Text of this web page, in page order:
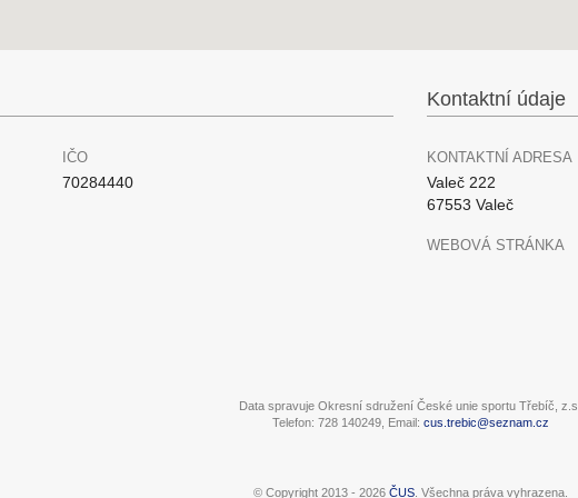
IČO
70284440
Kontaktní údaje
KONTAKTNÍ ADRESA
Valeč 222
67553 Valeč
WEBOVÁ STRÁNKA
Data spravuje Okresní sdružení České unie sportu Třebíč, z.s.
Telefon: 728 140249, Email: cus.trebic@seznam.cz
© Copyright 2013 - 2026 ČUS. Všechna práva vyhrazena.